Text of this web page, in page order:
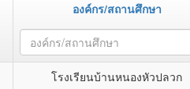
องค์กร/สถานศึกษา
องค์กร/สถานศึกษา
โรงเรียนบ้านหนองหัวปลวก